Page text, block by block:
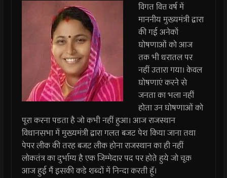
विगत वित्त वर्ष में
माननीय मुख्यमंत्री द्वारा
की गई अनेकों
घोषणाओं को आज
तक भी धरातल पर
नहीं उतारा गया। केवल
घोषणाएं करने से
जनता का भला नहीं
होता उन घोषणाओं को
पूरा करना पडता है जो कभी नहीं हुआ। आज राजस्थान
विधानसभा में मुख्यमंत्री द्वारा गलत बजट पेश किया जाना तथा
पेपर लीक की तरह बजट लीक होना राजस्थान का ही नहीं
लोकतंत्र का दुर्भाग्य है एक जिम्मेदार पद पर होते हुये जो चूक
आज हुई मैं इसकी कडे शब्दों में निन्दा करती हॅू।